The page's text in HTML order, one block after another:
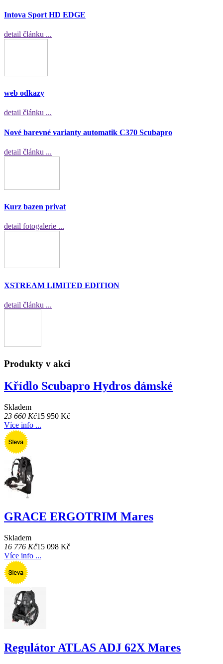
Intova Sport HD EDGE
detail článku ...
web odkazy
detail článku ...
Nové barevné varianty automatik C370 Scubapro
detail článku ...
Kurz bazen privat
detail fotogalerie ...
XSTREAM LIMITED EDITION
detail článku ...
Produkty v akci
Křídlo Scubapro Hydros dámské
Skladem
23 660 Kč15 950 Kč
Více info ...
GRACE ERGOTRIM Mares
Skladem
16 776 Kč15 098 Kč
Více info ...
Regulátor ATLAS ADJ 62X Mares